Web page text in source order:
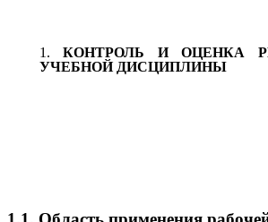
КОНТРОЛЬ И ОЦЕНКА
УЧЕБНОЙ ДИСЦИПЛИНЫ